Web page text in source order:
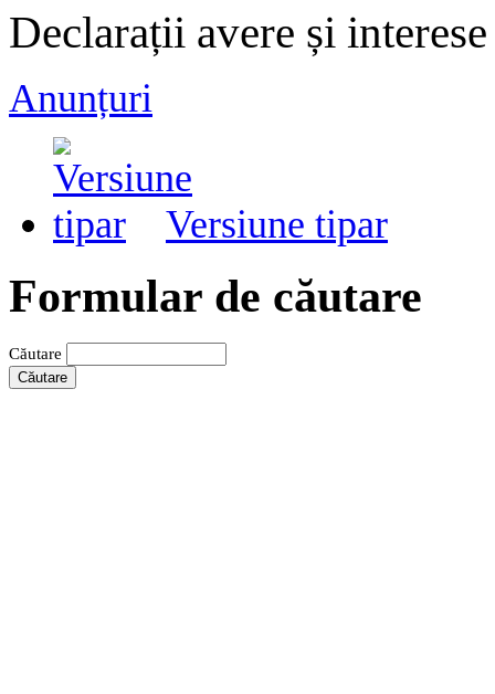
Declarații avere și
Anunțuri
Versiune tipar
Formular de căutare
Căutare